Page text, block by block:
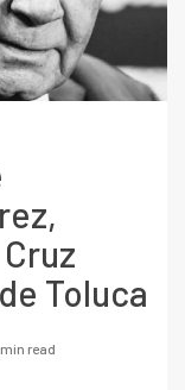
Toluca
read